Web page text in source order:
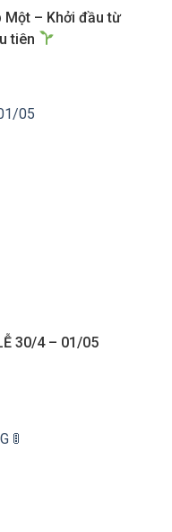
Một – Khởi đầu từ
tiên
30/4 – 01/05